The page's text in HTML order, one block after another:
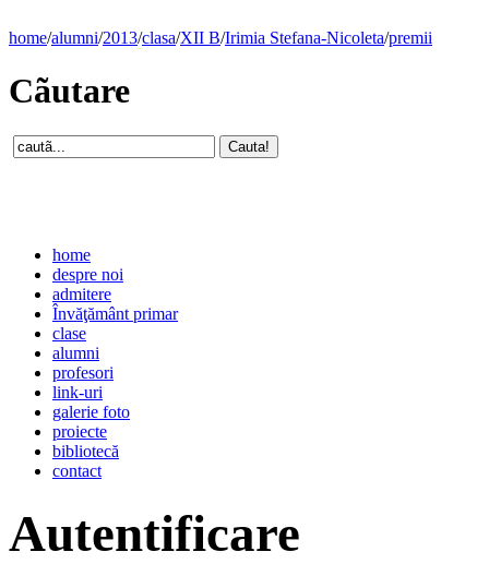
home/alumni/2013/clasa/XII B/Irimia Stefana-Nicoleta/premii
Cãutare
home
despre noi
admitere
Învăţământ primar
clase
alumni
profesori
link-uri
galerie foto
proiecte
bibliotecă
contact
Autentificare